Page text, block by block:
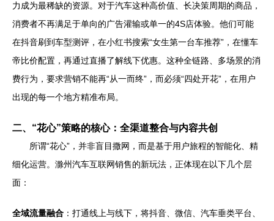
力成为最稀缺的资源。对于汽车这种高价值、长决策周期的商品，
消费者不再满足于单向的广告灌输或单一的4S店体验。他们可能
在抖音刷到车型测评，在小红书搜索“女生第一台车推荐”，在懂车
帝比价配置，再通过直播了解线下优惠。这种全链路、多场景的消
费行为，要求营销不能再“从一而终”，而必须“四处开花”，在用户
出现的每一个地方精准布局。
二、“花心”策略的核心：全渠道整合与内容共创
所谓“花心”，并非盲目撒网，而是基于用户旅程的智能化、精
细化运营。滁州汽车互联网销售的新玩法，正体现在以下几个层
面：
全域流量融合 ：打通线上与线下，将抖音、微信、汽车垂类平台、